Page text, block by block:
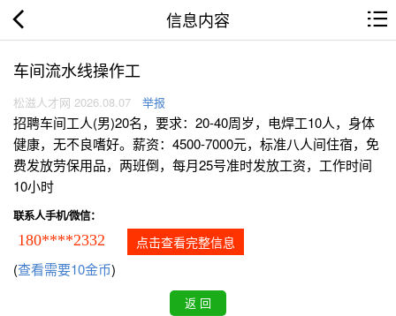
信息内容
车间流水线操作工
松滋人才网 2026.08.07 举报
招聘车间工人(男)20名，要求：20-40周岁，电焊工10人，身体
健康，无不良嗜好。薪资：4500-7000元，标准八人间住宿，免
费发放劳保用品，两班倒，每月25号准时发放工资，工作时间
10小时
联系人手机/微信：
180****2332 点击查看完整信息
(查看需要10金币)